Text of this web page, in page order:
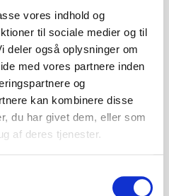
vores indhold og
til sociale medier og til
deler også oplysninger om
med vores partnere inden
og
kan kombinere disse
du har givet dem, eller som
af deres tjenester.
mere